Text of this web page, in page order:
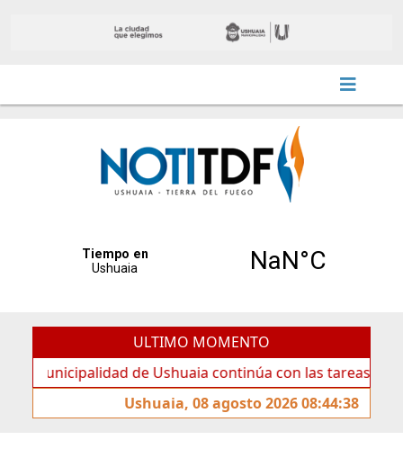
ULTIMO MOMENTO
de Ushuaia continúa con las tareas de
Ushuaia, 08 agosto 2026 08:44:38